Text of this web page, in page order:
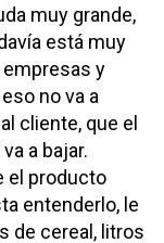
muy grande,
está muy
empresas y
no va a
cliente, que el
a bajar.
el producto
entenderlo, le
de cereal, litros